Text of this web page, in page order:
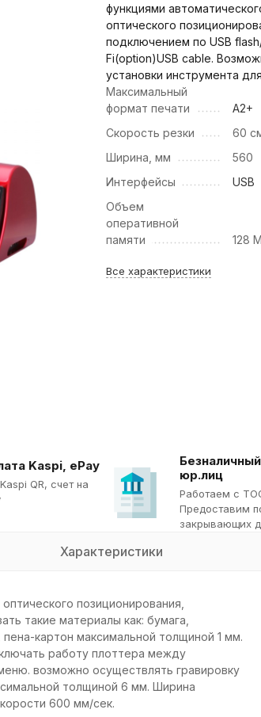
функциями
оптического
подключением по USB
Fi(option)USB cable.
установки инструмента
Максимальный
формат печати
A2+
Скорость резки
60
Ширина, мм
560
Интерфейсы
USB
Объем
оперативной
памяти
128
Все характеристики
Kaspi, ePay
QR, cчет на
юр.лиц
Работаем с
Предоставим
закрывающих
Характеристики
позиционирования,
такие материалы как: бумага,
картон максимальной толщиной 1 мм.
работу плоттера между
возможно осуществлять гравировку
толщиной 6 мм. Ширина
600 мм/сек.